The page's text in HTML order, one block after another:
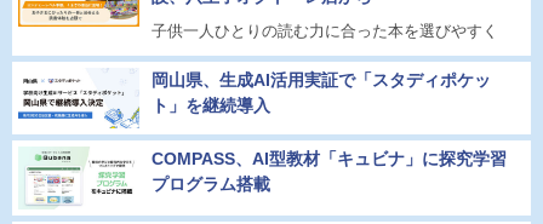
子供一人ひとりの読む力に合った本を選びやすく
岡山県、生成AI活用実証で「スタディポケッ
ト」を継続導入
COMPASS、AI型教材「キュビナ」に探究学習
プログラム搭載